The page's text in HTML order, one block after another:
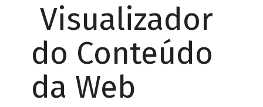
Visualizador
do Conteúdo
da Web